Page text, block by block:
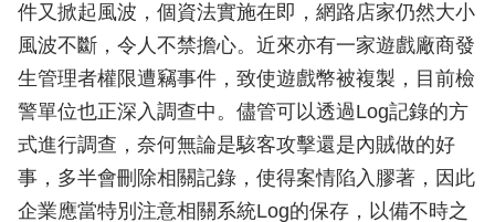
件又掀起風波，個資法實施在即，網路店家仍然大小
風波不斷，令人不禁擔心。近來亦有一家遊戲廠商發
生管理者權限遭竊事件，致使遊戲幣被複製，目前檢
警單位也正深入調查中。儘管可以透過Log記錄的方
式進行調查，奈何無論是駭客攻擊還是內賊做的好
事，多半會刪除相關記錄，使得案情陷入膠著，因此
企業應當特別注意相關系統Log的保存，以備不時之